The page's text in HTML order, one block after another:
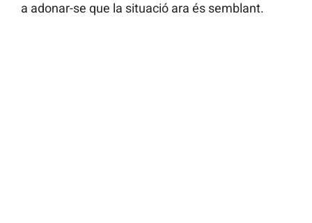
a adonar-se que la situació ara és semblant.